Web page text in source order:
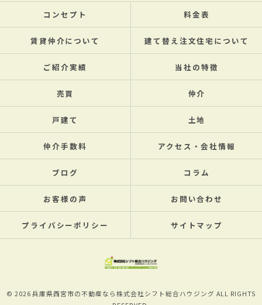
コンセプト 料金表
賃貸仲介について 建て替え注文住宅について
ご紹介実績 当社の特徴
売買 仲介
戸建て 土地
仲介手数料 アクセス・会社情報
ブログ コラム
お客様の声 お問い合わせ
プライバシーポリシー サイトマップ
© 2026 兵庫県西宮市の不動産なら株式会社シフト総合ハウジング ALL RIGHTS